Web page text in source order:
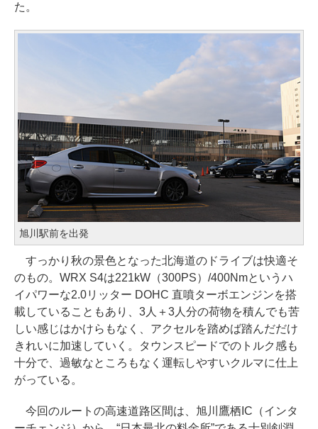
た。
旭川駅前を出発
すっかり秋の景色となった北海道のドライブは快適そ
のもの。WRX S4は221kW（300PS）/400Nmというハ
イパワーな2.0リッター DOHC 直噴ターボエンジンを搭
載していることもあり、3人＋3人分の荷物を積んでも苦
しい感じはかけらもなく、アクセルを踏めば踏んだだけ
きれいに加速していく。タウンスピードでのトルク感も
十分で、過敏なところもなく運転しやすいクルマに仕上
がっている。
今回のルートの高速道路区間は、旭川鷹栖IC（インタ